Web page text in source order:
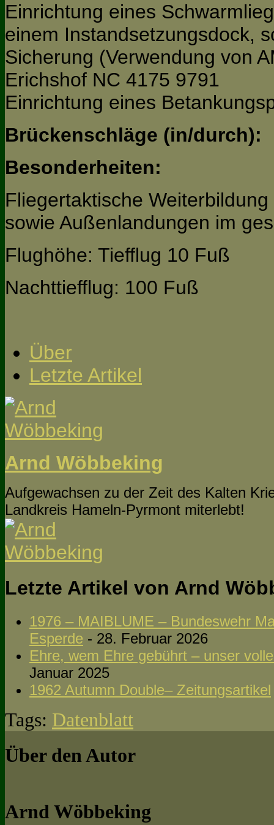
Einrichtung eines
einem Instandsetzungsdock,
Sicherung (Verwendung von
Erichshof NC 4175 9791
Einrichtung eines
Brückenschläge (in/durch):
Besonderheiten:
Fliegertaktische
sowie Außenlandungen im
Flughöhe: Tiefflug 10 Fuß
Nachttiefflug: 100 Fuß
Über
Letzte Artikel
Arnd Wöbbeking
Aufgewachsen zu der Zeit des Kalten
Landkreis Hameln-Pyrmont miterlebt!
Letzte Artikel von Arnd
1976 – MAIBLUME – Bundeswehr
Esperde - 28. Februar 2026
Ehre, wem Ehre gebührt – unser
Januar 2025
1962 Autumn Double– Zeitungsartikel
Tags: Datenblatt
Über den Autor
Arnd Wöbbeking